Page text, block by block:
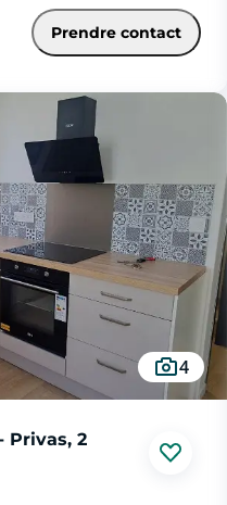
WC et arrivée d'eau (pour lave
est individuel électrique.
ce bien est exposé sont
georisques. gouv. fr
Prendre contact
4
Privas, 2